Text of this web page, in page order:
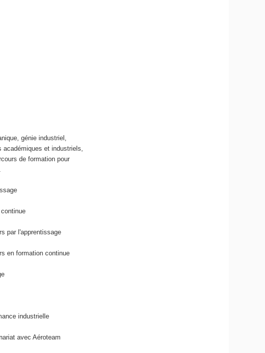
génie industriel,
académiques et industriels,
de formation pour
.
par l'apprentissage
en formation continue
industrielle
avec Aéroteam